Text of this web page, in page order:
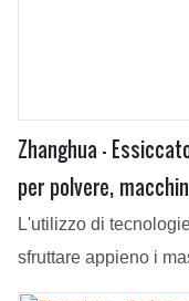
Zhanghua -
per polvere,
proteine ​​del siero
rotativo a doppio
L'utilizzo di
sfruttare appieno i
velocità per